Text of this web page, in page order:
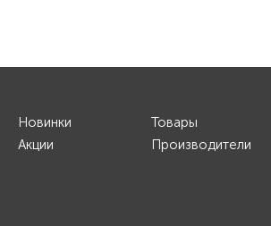
Новинки
Акции
Товары
Производители